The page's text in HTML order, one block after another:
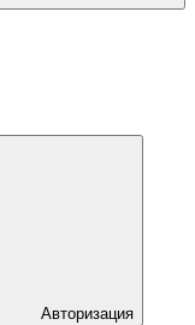
Авторизация